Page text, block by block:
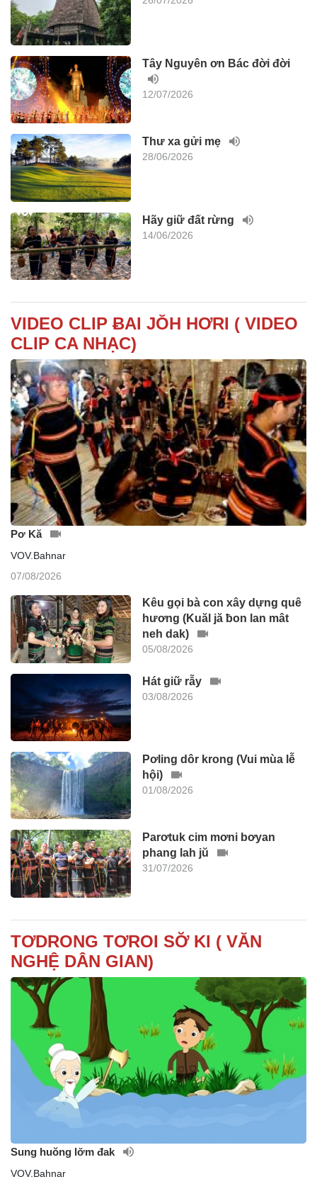
Tây Nguyên ơn Bác đời đời
12/07/2026
Thư xa gửi mẹ
28/06/2026
Hãy giữ đất rừng
14/06/2026
VIDEO CLIP ɃAI JŎH HƠRI ( VIDEO
CLIP CA NHẠC)
Pơ Kă
VOV.Bahnar
07/08/2026
Kêu gọi bà con xây dựng quê
hương (Kuăl jă ƀon lan mât
neh dak)
05/08/2026
Hát giữ rẫy
03/08/2026
Pơling dôr krong (Vui mùa lễ
hội)
01/08/2026
Parơtuk cim mơni bơyan
phang lah jŭ
31/07/2026
TƠDRONG TƠROI SƠ̆ KI ( VĂN
NGHỆ DÂN GIAN)
Sung huŏng lơ̆m đak
VOV.Bahnar